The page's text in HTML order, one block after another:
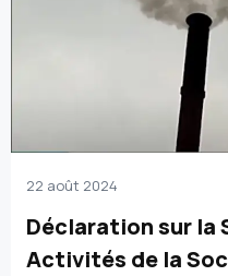
22 août 2024
Déclaration sur la
Activités de la